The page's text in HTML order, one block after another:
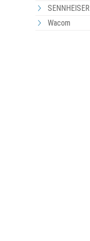
SENNHEISER
Wacom